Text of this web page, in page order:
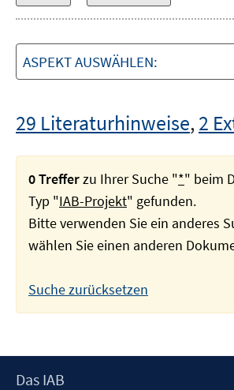
ASPEKT AUSWÄHLEN:
29 Literaturhinweise,2
0 Trefferzu Ihrer Suche "*" beim
Typ "IAB-Projekt" gefunden.
Bitte verwenden Sie ein anderes
wählen Sie einen anderen
Suche zurücksetzen
Footer
Das IAB